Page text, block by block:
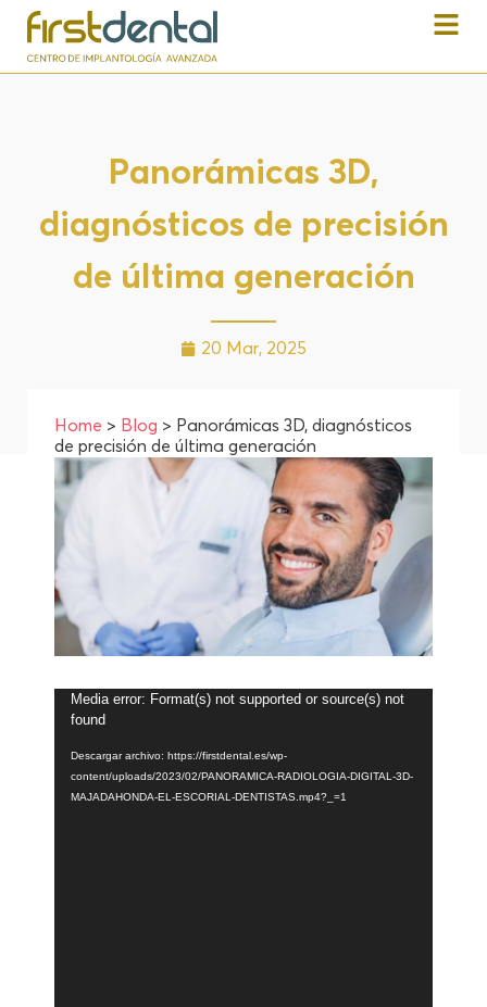
Panorámicas 3D,
diagnósticos de precisión
de última generación
20 Mar, 2025
Home > Blog > Panorámicas 3D, diagnósticos
de precisión de última generación
Reproductor
de
Media error: Format(s) not supported or source(s) not
found
Descargar archivo: https://firstdental.es/wp-
content/uploads/2023/02/PANORAMICA-RADIOLOGIA-DIGITAL-3D-
MAJADAHONDA-EL-ESCORIAL-DENTISTAS.mp4?_=1